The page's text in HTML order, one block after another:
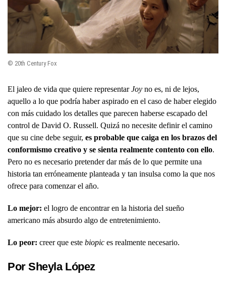
© 20th Century Fox
El jaleo de vida que quiere representarJoy no es, ni de lejos,
aquello a lo que podría haber aspirado en el caso de haber elegido
con más cuidado los detalles que parecen haberse escapado del
control de David O. Russell. Quizá no necesite definir el camino
que su cine debe seguir, es probable que caiga en los brazos del
conformismo creativo y se sienta realmente contento con ello.
Pero no es necesario pretender dar más de lo que permite una
historia tan erróneamente planteada y tan insulsa como la que nos
ofrece para comenzar el año.
Lo mejor: el logro de encontrar en la historia del sueño
americano más absurdo algo de entretenimiento.
Lo peor: creer que este biopic es realmente necesario.
Por Sheyla López